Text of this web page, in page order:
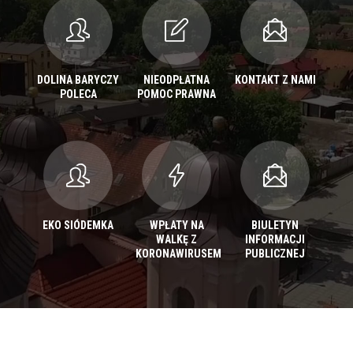
DOLINA BARYCZY
POLECA
NIEODPŁATNA
POMOC PRAWNA
KONTAKT Z NAMI
EKO SIÓDEMKA
WPŁATY NA
WALKĘ Z
KORONAWIRUSEM
BIULETYN
INFORMACJI
PUBLICZNEJ